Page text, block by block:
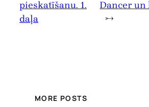
pieskatīšanu. 1.
daļa
Dancer un
→
MORE POSTS